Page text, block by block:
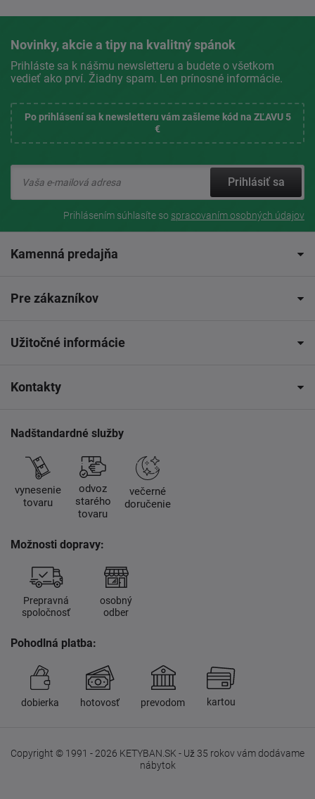
Novinky, akcie a tipy na kvalitný spánok
Prihláste sa k nášmu newsletteru a budete o všetkom
vedieť ako prví. Žiadny spam. Len prínosné informácie.
Po prihlásení sa k newsletteru vám zašleme kód na ZĽAVU 5
€
Prihlásiť sa
Prihlásením súhlasíte so spracovaním osobných údajov
Kamenná predajňa
Pre zákazníkov
Užitočné informácie
Kontakty
Nadštandardné služby
vynesenie
tovaru
odvoz
starého
tovaru
večerné
doručenie
Možnosti dopravy:
Prepravná
spoločnosť
osobný
odber
Pohodlná platba:
dobierka hotovosť prevodom kartou
Copyright © 1991 - 2026 KETYBAN.SK - Už 35 rokov vám dodávame
nábytok